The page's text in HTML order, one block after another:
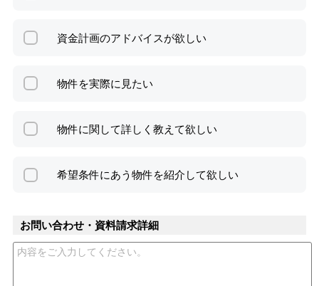
資金計画のアドバイスが欲しい
物件を実際に見たい
物件に関して詳しく教えて欲しい
希望条件にあう物件を紹介して欲しい
お問い合わせ・資料請求詳細